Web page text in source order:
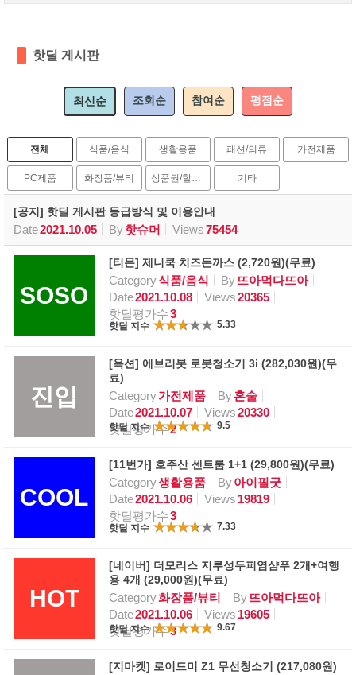
핫딜 게시판
최신순 조회순 참여순 평점순
전체 식품/음식 생활용품 패션/의류 가전제품
PC제품 화장품/뷰티 상품권/할인권 기타
[공지] 핫딜 게시판 등급방식 및 이용안내
Date2021.10.05 By핫슈머 Views75454
SOSO
[티몬] 제니쿡 치즈돈까스 (2,720원)(무료)
Category식품/음식 By뜨아먹다뜨아
Date2021.10.08 Views20365
핫딜평가수3
핫딜 지수 5.33
진입
[옥션] 에브리봇 로봇청소기 3i (282,030원)(무
료)
Category가전제품 By혼술
Date2021.10.07 Views20330
핫딜평가수2
핫딜 지수 9.5
COOL
[11번가] 호주산 센트룸 1+1 (29,800원)(무료)
Category생활용품 By아이필굿
Date2021.10.06 Views 19819
핫딜평가수3
핫딜 지수 7.33
HOT
[네이버] 더모리스 지루성두피염샴푸 2개+여행
용 4개 (29,000원)(무료)
Category화장품/뷰티 By뜨아먹다뜨아
Date2021.10.06 Views 19605
핫딜평가수3
핫딜 지수 9.67
[지마켓] 로이드미 Z1 무선청소기 (217,080원)